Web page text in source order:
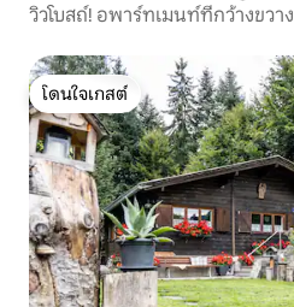
วิวโบสถ์! อพาร์ทเมนท์ที่กว้างขวาง
โดนใจเกสต์
โดนใจเกสต์